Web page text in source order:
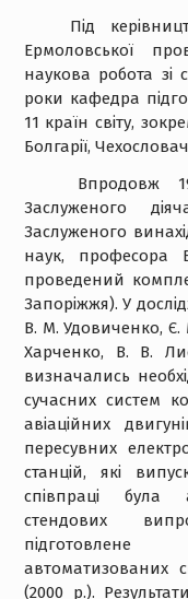
Під
Ермоловської
наукова робота зі
роки кафедра
11 країн світу,
Болгарії,
Впродовж
Заслуженого
Заслуженого
наук,
проведений
Запоріжжя). У
В. М. Удовиченко,
Харченко, В. В.
визначались
сучасних систем
авіаційних
пересувних
станцій, які
співпраці була
стендових
підготовлене
автоматизованих
(2000 р.).